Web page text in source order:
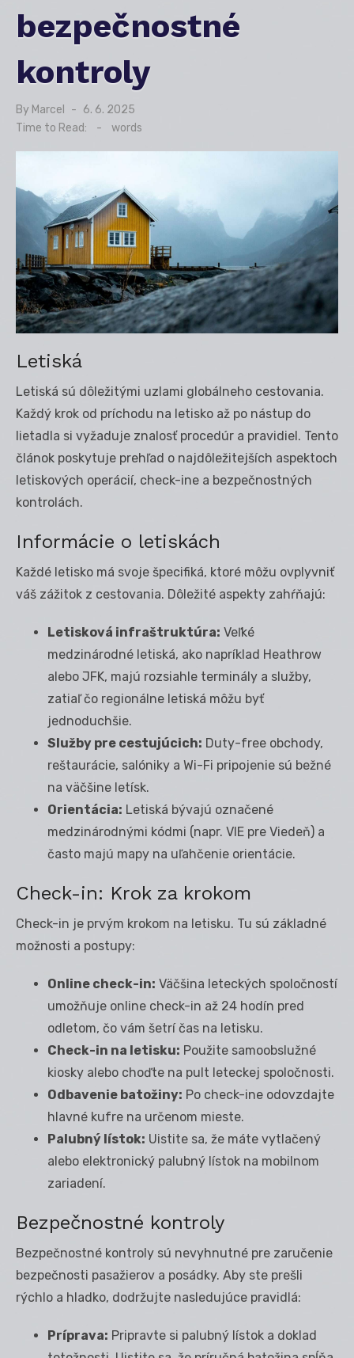
bezpečnostné
kontroly
By Marcel
Posted
on
6. 6. 2025
Time to Read:
- words
Letiská
Letiská sú dôležitými uzlami globálneho cestovania.
Každý krok od príchodu na letisko až po nástup do
lietadla si vyžaduje znalosť procedúr a pravidiel. Tento
článok poskytuje prehľad o najdôležitejších aspektoch
letiskových operácií, check-ine a bezpečnostných
kontrolách.
Informácie o letiskách
Každé letisko má svoje špecifiká, ktoré môžu ovplyvniť
váš zážitok z cestovania. Dôležité aspekty zahŕňajú:
Letisková infraštruktúra: Veľké
medzinárodné letiská, ako napríklad Heathrow
alebo JFK, majú rozsiahle terminály a služby,
zatiaľ čo regionálne letiská môžu byť
jednoduchšie.
Služby pre cestujúcich: Duty-free obchody,
reštaurácie, salóniky a Wi-Fi pripojenie sú bežné
na väčšine letísk.
Orientácia: Letiská bývajú označené
medzinárodnými kódmi (napr. VIE pre Viedeň) a
často majú mapy na uľahčenie orientácie.
Check-in: Krok za krokom
Check-in je prvým krokom na letisku. Tu sú základné
možnosti a postupy:
Online check-in: Väčšina leteckých spoločností
umožňuje online check-in až 24 hodín pred
odletom, čo vám šetrí čas na letisku.
Check-in na letisku: Použite samoobslužné
kiosky alebo choďte na pult leteckej spoločnosti.
Odbavenie batožiny: Po check-ine odovzdajte
hlavné kufre na určenom mieste.
Palubný lístok: Uistite sa, že máte vytlačený
alebo elektronický palubný lístok na mobilnom
zariadení.
Bezpečnostné kontroly
Bezpečnostné kontroly sú nevyhnutné pre zaručenie
bezpečnosti pasažierov a posádky. Aby ste prešli
rýchlo a hladko, dodržujte nasledujúce pravidlá:
Príprava: Pripravte si palubný lístok a doklad